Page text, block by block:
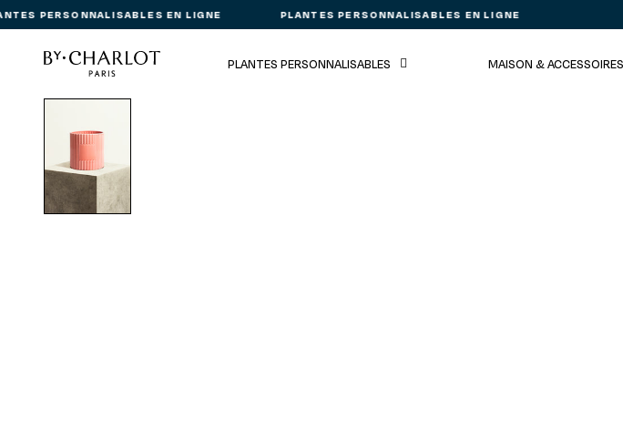
PERSONNALISABLES EN LIGNE PLANTES PERSONNALISABLES EN LIGNE
PLANTES PERSONNALISABLES MAISON & ACCESSOIRES